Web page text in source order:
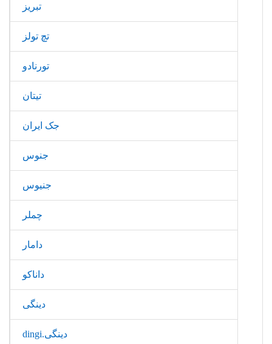
تبریز
تچ تولز
تورنادو
تیتان
جک ایران
جنوس
جنیوس
چملر
دامار
داناکو
دینگی
دینگی.dingi